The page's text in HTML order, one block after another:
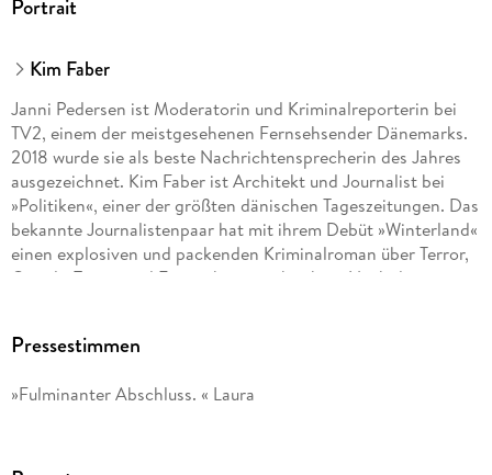
Portrait
Kim Faber
Janni Pedersen ist Moderatorin und Kriminalreporterin bei
TV2, einem der meistgesehenen Fernsehsender Dänemarks.
2018 wurde sie als beste Nachrichtensprecherin des Jahres
ausgezeichnet. Kim Faber ist Architekt und Journalist bei
»Politiken«, einer der größten dänischen Tageszeitungen. Das
bekannte Journalistenpaar hat mit ihrem Debüt »Winterland«
einen explosiven und packenden Kriminalroman über Terror,
Gewalt, Trauer und Einsamkeit geschrieben. Nach dem
und Signe Kristiansen die SPIEGEL-Bestsellerliste im Sturm
Pressestimmen
»Fulminanter Abschluss. « Laura